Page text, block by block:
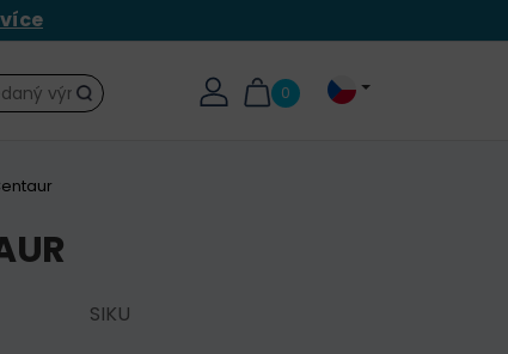
0
Hledat
SIKU